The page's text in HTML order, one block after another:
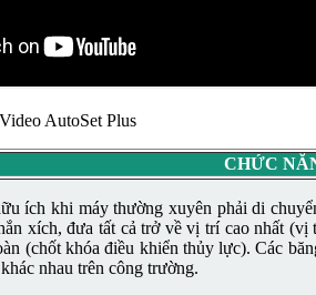
Video AutoSet Plus
CHỨC
ích khi máy thường xuyên phải di
xích, đưa tất cả trở về vị trí cao nhất
(chốt khóa điều khiển thủy lực). Các
nhau trên công trường.